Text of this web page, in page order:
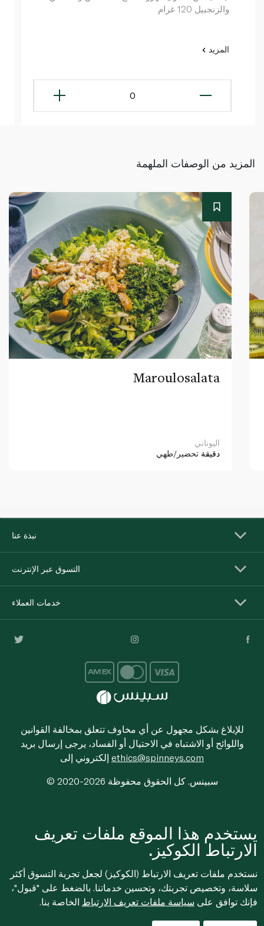
والزنجبيل 120 غرام
المزيد
0
المزيد من الوصفات الملهمة
Maroulosalata
اليوناني
دقيقة تحضير/طهي
نبذة عنا
التسوق عبر الإنترنت
خدمات العملاء
للإبلاغ بشكل مجهول عن أي مخاوف تتعلق بمخالفة القوانين
واللوائح أو الاشتباه في الاحتيال أو الفساد، يرجى إرسال بريد
ethics@spinneys.com
© 2020-2026 سبينس. كل الحقوق محفوظة
يستخدم هذا الموقع ملفات تعريف
الارتباط الكوكيز.
نستخدم ملفات تعريف الارتباط (الكوكيز) لجعل تجربة التسوق أكثر
سلاسة، وتخصيص تجربتك، وتحسين خدماتنا. بالضغط على "قبول"،
فإنك توافق على سياسة ملفات تعريف الارتباط الخاصة بنا.